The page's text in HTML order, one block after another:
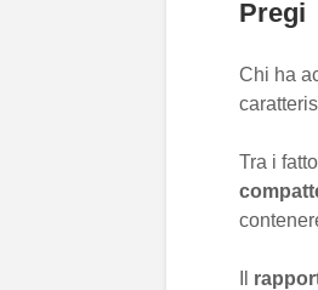
Pregi
Chi ha
Tra i